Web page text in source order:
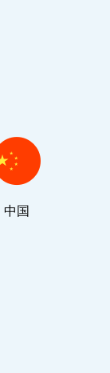
中国